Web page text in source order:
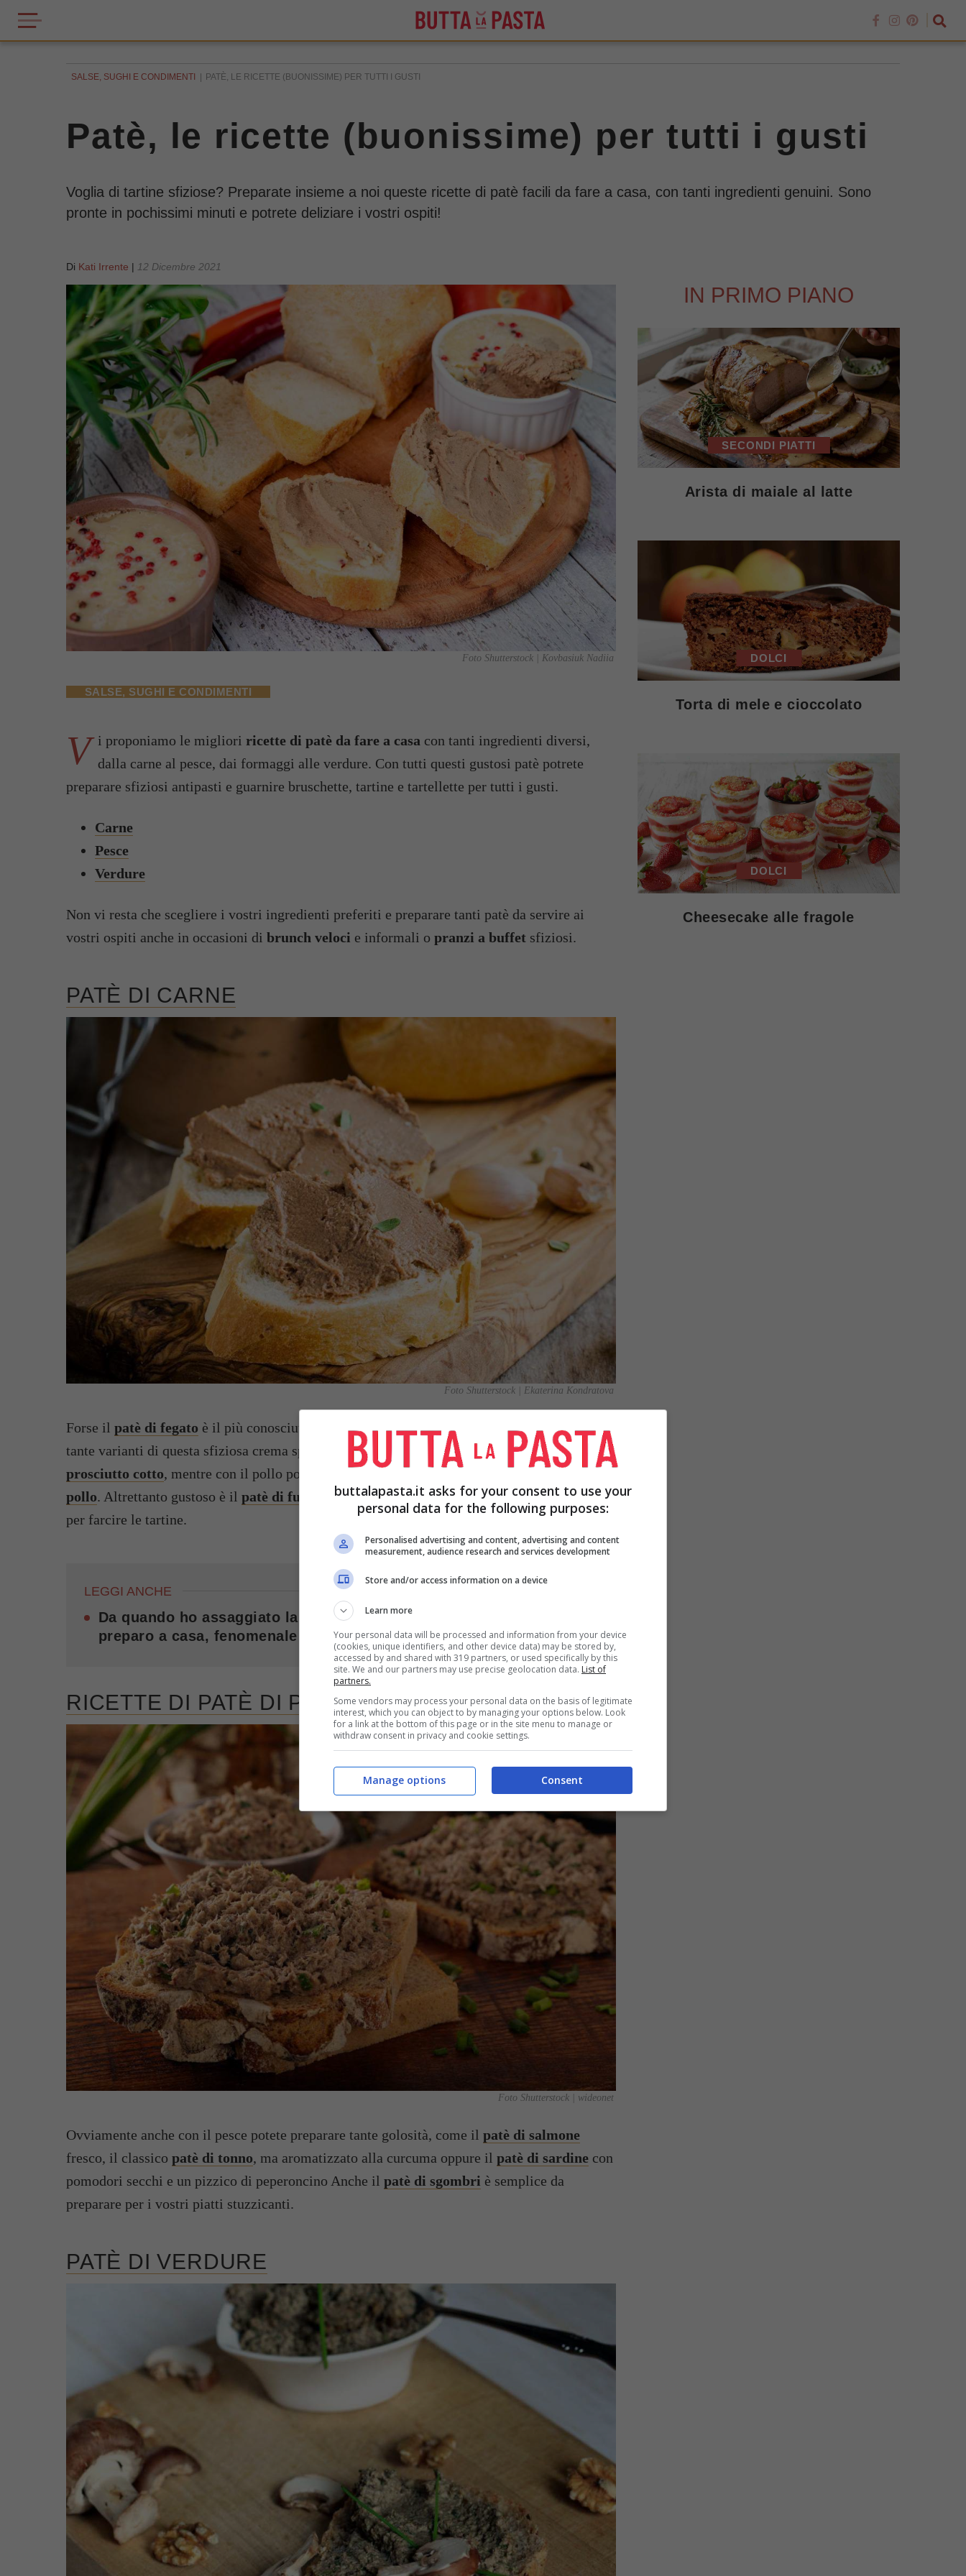
SALSE, SUGHI E CONDIMENTI PATÈ, LE RICETTE (BUONISSIME) PER TUTTI I GUSTI
Patè, le ricette (buonissime) per tutti i gusti
Voglia di tartine sfiziose? Preparate insieme a noi queste ricette di patè facili da fare a casa, con tanti ingredienti genuini. Sono
pronte in pochissimi minuti e potrete deliziare i vostri ospiti!
Di Kati Irrente | 12 Dicembre 2021
Foto Shutterstock | Kovbasiuk Nadiia
SALSE, SUGHI E CONDIMENTI
V i proponiamo le migliori ricette di patè da fare a casa con tanti ingredienti diversi,
dalla carne al pesce, dai formaggi alle verdure. Con tutti questi gustosi patè potrete
preparare sfiziosi antipasti e guarnire bruschette, tartine e tartellette per tutti i gusti.
Carne
Pesce
Verdure
Non vi resta che scegliere i vostri ingredienti preferiti e preparare tanti patè da servire ai
vostri ospiti anche in occasioni di brunch veloci e informali o pranzi a buffet sfiziosi.
PATÈ DI CARNE
Foto Shutterstock | Ekaterina Kondratova
Forse il patè di fegato è il più conosciuto ma con la carne o gli affettati si possono realizzare
tante varianti di questa sfiziosa crema spalmabile. Ad esempio potete provare ilpatè di
prosciutto cotto, mentre con il pollo potete preparare il
pollo. Altrettanto gustoso è il patè di funghi e salsicciaoppure ilpatè al formaggio , perfetto
per farcire le tartine.
LEGGI ANCHE
Da quando ho assaggiato la salsa ranch vorrei spalmarla ovunque: la
preparo a casa, fenomenale
RICETTE DI PATÈ DI PESCE
Foto Shutterstock | wideonet
Ovviamente anche con il pesce potete preparare tante golosità, come il patè di salmone
fresco, il classico patè di tonno, ma aromatizzato alla curcuma oppure il patè di sardine con
pomodori secchi e un pizzico di peperoncino Anche il patè di sgombri è semplice da
preparare per i vostri piatti stuzzicanti.
PATÈ DI VERDURE
IN PRIMO PIANO
SECONDI PIATTI
Arista di maiale al latte
DOLCI
Torta di mele e cioccolato
DOLCI
Cheesecake alle fragole
buttalapasta.it asks for your consent to use your
personal data for the following purposes:
Personalised advertising and content, advertising and content
measurement, audience research and services development
Store and/or access information on a device
Learn more
Your personal data will be processed and information from your device
(cookies, unique identifiers, and other device data) may be stored by,
accessed by and shared with 319 partners, or used specifically by this
site. We and our partners may use precise geolocation data. List of
partners.
Some vendors may process your personal data on the basis of legitimate
interest, which you can object to by managing your options below. Look
for a link at the bottom of this page or in the site menu to manage or
withdraw consent in privacy and cookie settings.
Consent
Manage options